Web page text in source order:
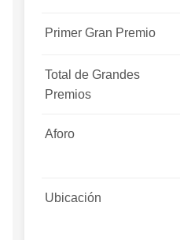
Primer Gran Premio
Total de Grandes
Premios
Aforo
Ubicación